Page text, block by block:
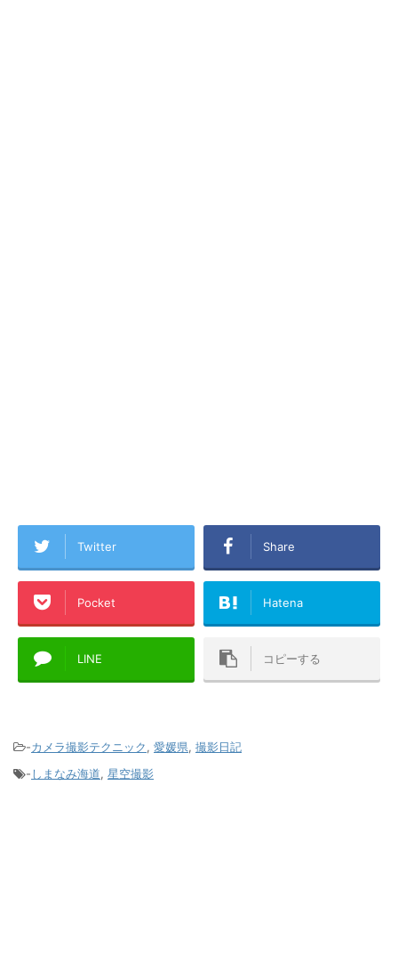
Twitter Share
Pocket Hatena
LINE コピーする
-カメラ撮影テクニック, 愛媛県, 撮影日記
-しまなみ海道, 星空撮影